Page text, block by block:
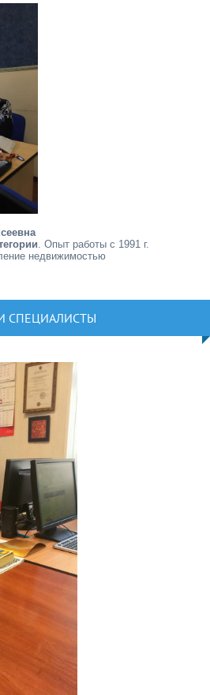
. Опыт работы с 1991 г.
недвижимостью
СПЕЦИАЛИСТЫ